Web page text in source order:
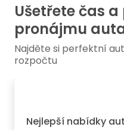
Ušetřete čas a
pronájmu
Najděte si perfektní
rozpočtu
Nejlepší nabídky aut